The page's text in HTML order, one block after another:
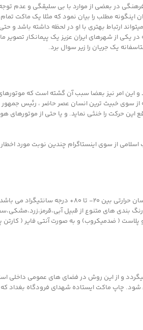
در بعضی از موارد با بی سلیقگی و عدم
مطلب را بیان نمود که مثلا یک ماکت
ارتباط بهتری با او در لحظه داشته باشد و
از شهرهای ایران عزیز یک پیمانکار تصویر
یک جریان را زیر سوال برد.
امر نیز بعضا سبب آن گشته است که
سوی خبیث ترین انسان عصر حاضر ، رئیس جمهور
حرکت را خنثی نماید. و یا حتی از موتورهای
از سوی اینستاگرام چندین نوبت مورد
با قرار گرفتن دو ورق خارجی مسطح بر روی یکدیگر کارتن پلاست به وجود می آید که از مقاومت شیمیایی و دوام
ضخامت هایی بین ۲ الی ۱۲ میلیمتر درطول و عرض دلخواه (حداکثر عرض ۲.۴۰ سانتی متر می باشد) و رنگ بندی های
( ضدمیکروب) و به صورت آنتی فایر ( کارتن
و از این روش در فضای های عمومی
شود. چاپ ماکت ایستاده شهدای فرودگاه بغداد